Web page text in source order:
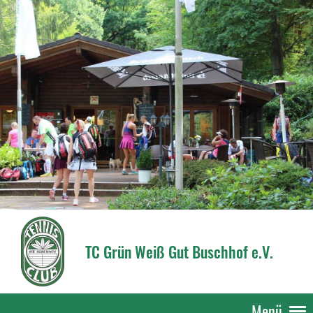
TC Grün Weiß Gut Buschhof e.V.